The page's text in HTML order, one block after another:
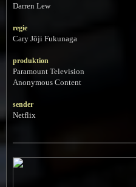
Darren Lew
regie
Cary Jôji Fukunaga
produktion
Paramount Television
Anonymous Content
sender
Netflix